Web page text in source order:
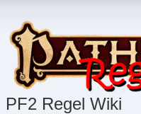
PF2 Regel Wiki